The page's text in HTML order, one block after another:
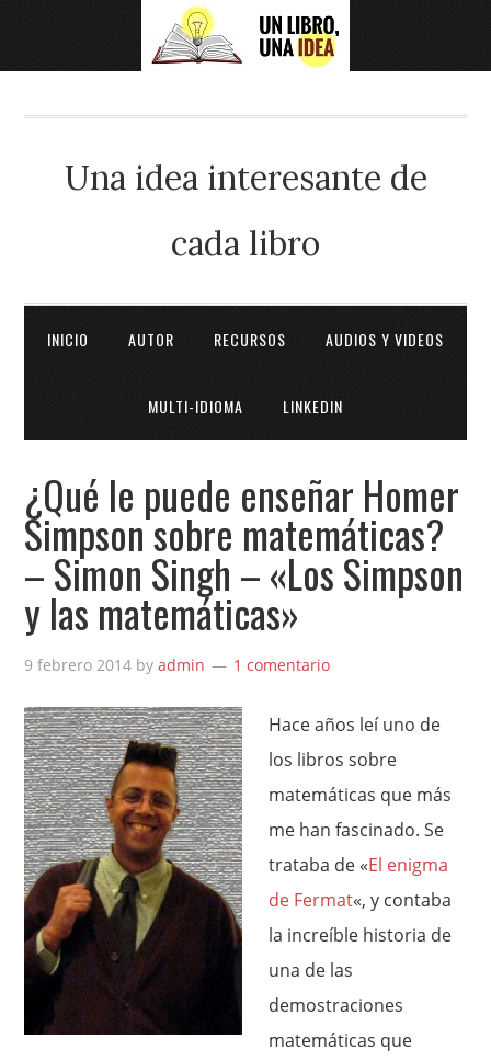
Una idea interesante de
cada libro
INICIO AUTOR RECURSOS AUDIOS Y VIDEOS
MULTI-IDIOMA LINKEDIN
¿Qué le puede enseñar Homer
Simpson sobre matemáticas?
– Simon Singh – «Los Simpson
y las matemáticas»
9 febrero 2014 byadmin 1 comentario
Hace años leí uno de
los libros sobre
matemáticas que más
me han fascinado. Se
trataba de «El enigma
de Fermat«, y contaba
la increíble historia de
una de las
demostraciones
matemáticas que